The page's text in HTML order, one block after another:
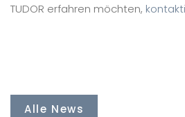
TUDOR erfahren möchten,
Alle News